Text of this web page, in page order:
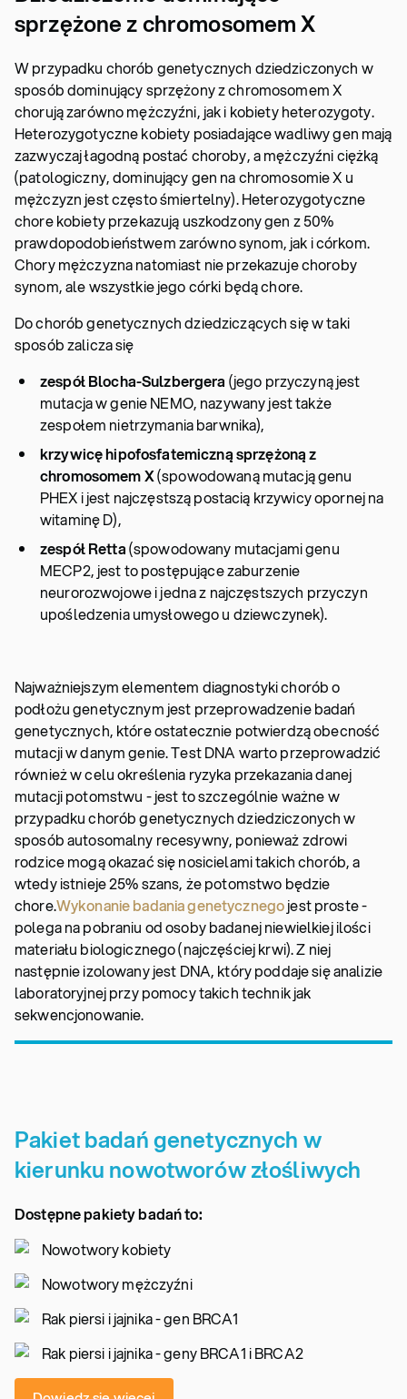
sprzężone z chromosomem X
W przypadku chorób genetycznych dziedziczonych w
sposób dominujący sprzężony z chromosomem X
chorują zarówno mężczyźni, jak i kobiety heterozygoty.
Heterozygotyczne kobiety posiadające wadliwy gen mają
zazwyczaj łagodną postać choroby, a mężczyźni ciężką
(patologiczny, dominujący gen na chromosomie X u
mężczyzn jest często śmiertelny). Heterozygotyczne
chore kobiety przekazują uszkodzony gen z 50%
prawdopodobieństwem zarówno synom, jak i córkom.
Chory mężczyzna natomiast nie przekazuje choroby
synom, ale wszystkie jego córki będą chore.
Do chorób genetycznych dziedziczących się w taki
sposób zalicza się
zespół Blocha-Sulzbergera (jego przyczyną jest
mutacja w genie NEMO, nazywany jest także
zespołem nietrzymania barwnika),
krzywicę hipofosfatemiczną sprzężoną z
chromosomem X(spowodowaną mutacją genu
PHEX i jest najczęstszą postacią krzywicy opornej na
witaminę D),
zespół Retta(spowodowany mutacjami genu
MECP2, jest to postępujące zaburzenie
neurorozwojowe i jedna z najczęstszych przyczyn
upośledzenia umysłowego u dziewczynek).
Najważniejszym elementem diagnostyki chorób o
podłożu genetycznym jest przeprowadzenie badań
genetycznych, które ostatecznie potwierdzą obecność
mutacji w danym genie. Test DNA warto przeprowadzić
również w celu określenia ryzyka przekazania danej
mutacji potomstwu - jest to szczególnie ważne w
przypadku chorób genetycznych dziedziczonych w
sposób autosomalny recesywny, ponieważ zdrowi
rodzice mogą okazać się nosicielami takich chorób, a
wtedy istnieje 25% szans, że potomstwo będzie
chore.Wykonanie badania genetycznegojest proste -
polega na pobraniu od osoby badanej niewielkiej ilości
materiału biologicznego (najczęściej krwi). Z niej
następnie izolowany jest DNA, który poddaje się analizie
laboratoryjnej przy pomocy takich technik jak
sekwencjonowanie.
Pakiet badań genetycznych w
kierunku nowotworów złośliwych
Dostępne pakiety badań to:
Nowotwory kobiety
Nowotwory mężczyźni
Rak piersi i jajnika - gen BRCA1
Rak piersi i jajnika - geny BRCA1 i BRCA2